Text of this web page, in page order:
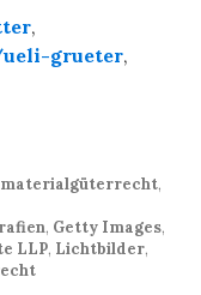
,
grueter,
,
, Getty Images,
LLP, Lichtbilder,